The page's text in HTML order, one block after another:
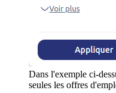
Dans l'exemple ci-
seules les offres